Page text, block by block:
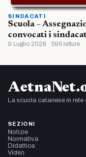
SINDACATI
Scuola –
convocati i
9 Luglio 2026 · 595 letture
La scuola catanese in rete
SEZIONI
Notizie
Normativa
Didattica
Video